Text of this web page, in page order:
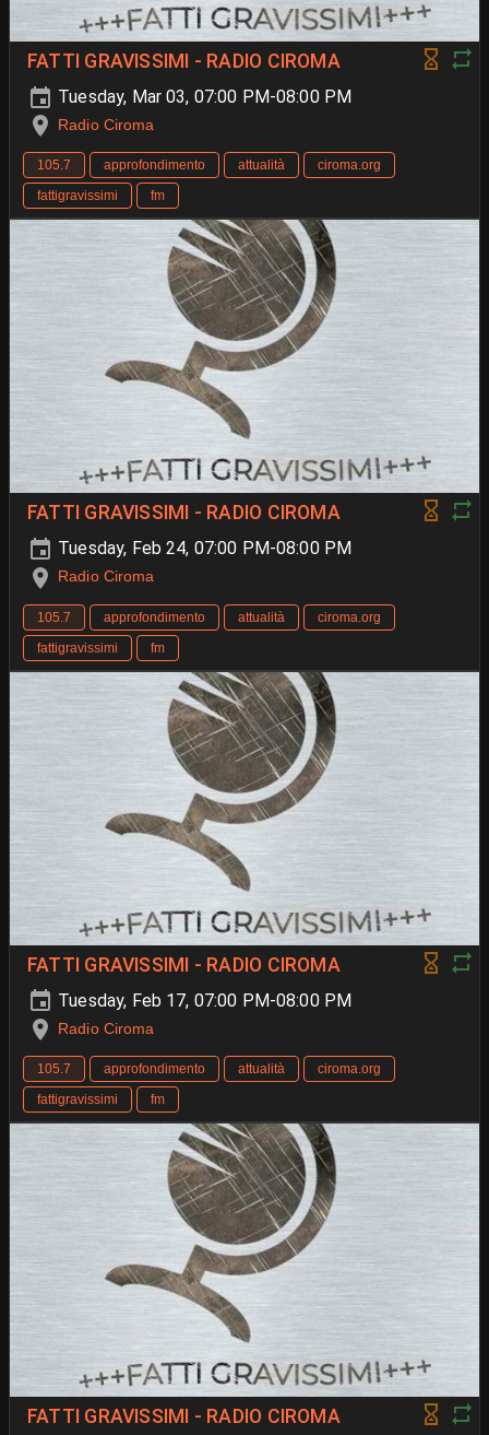
FATTI GRAVISSIMI - RADIO CIROMA
Tuesday, Mar 03, 07:00 PM-08:00 PM
Radio Ciroma
105.7 approfondimento attualità
ciroma.org
fattigravissimi
fm
FATTI GRAVISSIMI - RADIO CIROMA
Tuesday, Feb 24, 07:00 PM-08:00 PM
Radio Ciroma
105.7 approfondimento attualità
ciroma.org
fattigravissimi
fm
FATTI GRAVISSIMI - RADIO CIROMA
Tuesday, Feb 17, 07:00 PM-08:00 PM
Radio Ciroma
105.7 approfondimento attualità
ciroma.org
fattigravissimi
fm
FATTI GRAVISSIMI - RADIO CIROMA